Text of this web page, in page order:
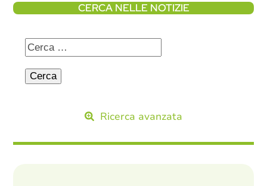
CERCA NELLE NOTIZIE
Ricerca avanzata